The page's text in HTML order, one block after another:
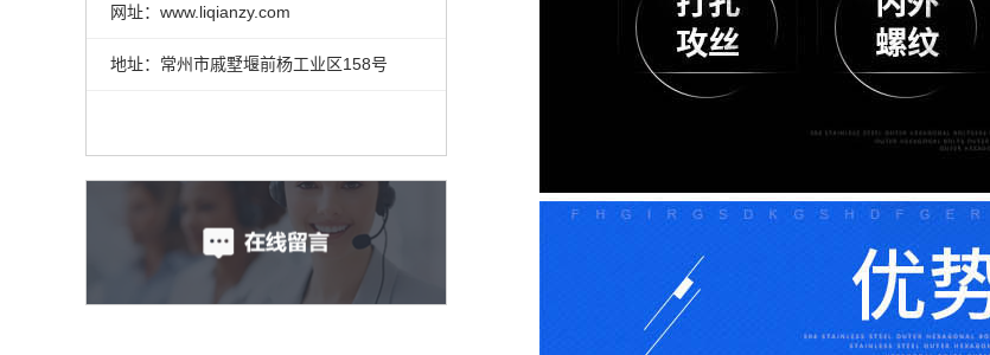
网址：www.liqianzy.com
地址：常州市戚墅堰前杨工业区158号